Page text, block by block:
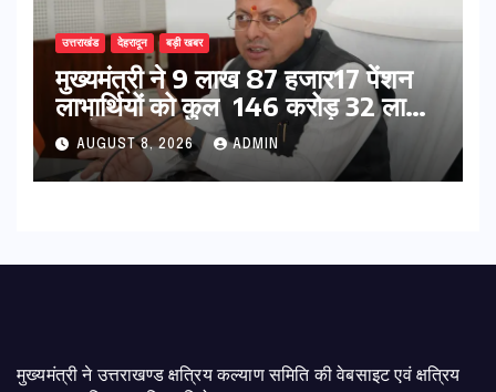
उत्तराखंड देहरादून बड़ी खबर
मुख्यमंत्री ने 9 लाख 87 हजार17 पेंशन
लाभार्थियों को कुल 146 करोड़ 32 लाख
की पेंशन राशि का किया भुगतान
AUGUST 8, 2026 ADMIN
मुख्यमंत्री ने उत्तराखण्ड क्षत्रिय कल्याण समिति की वेबसाइट एवं क्षत्रिय